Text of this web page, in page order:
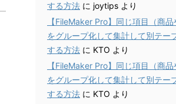
する方法 に joytips より
【FileMaker Pro】同じ項目（商品
をグループ化して集計して別テー
する方法 に KTO より
【FileMaker Pro】同じ項目（商品
をグループ化して集計して別テー
する方法 に KTO より